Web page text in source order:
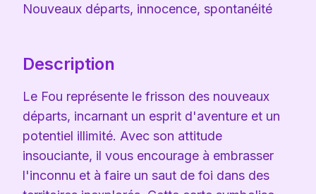
Nouveaux départs, innocence, spontanéité
Description
Le Fou représente le frisson des nouveaux
départs, incarnant un esprit d'aventure et un
potentiel illimité. Avec son attitude
insouciante, il vous encourage à embrasser
l'inconnu et à faire un saut de foi dans des